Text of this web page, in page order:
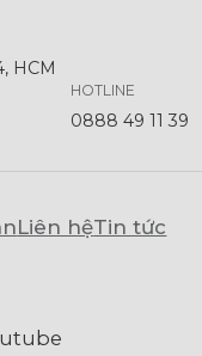
HCM
HOTLINE
0888 49 11 39
Liên hệTin tức